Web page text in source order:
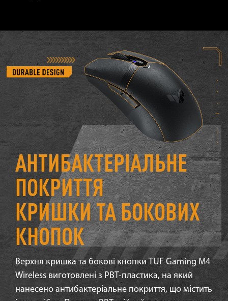
АНТИБАКТЕРІАЛЬНЕ
ПОКРИТТЯ
КРИШКИ ТА БОКОВИХ
КНОПОК
Верхня кришка та бокові кнопки TUF Gaming M4
Wireless виготовлені з PBT-пластика, на який
нанесено антибактеріальне покриття, що містить